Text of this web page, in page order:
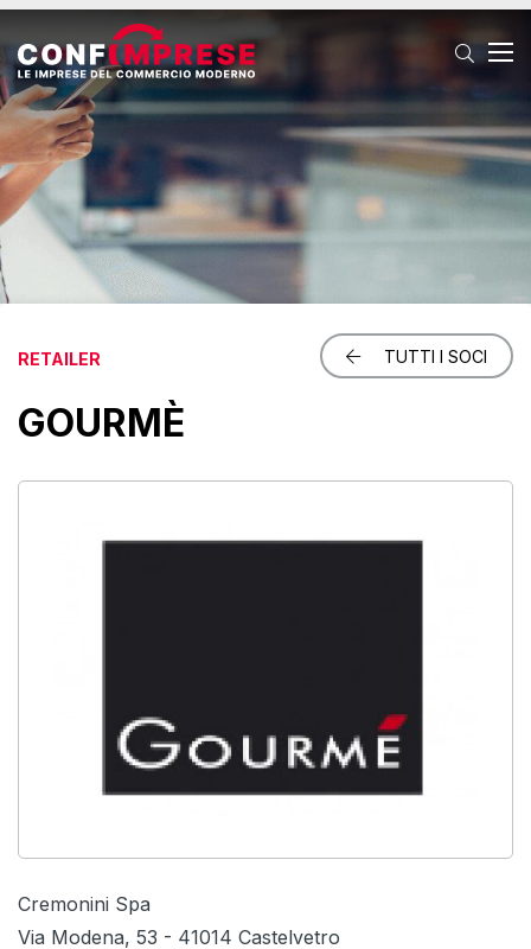
TUTTI I SOCI
RETAILER
GOURMÈ
Cremonini Spa
Via Modena, 53 - 41014 Castelvetro